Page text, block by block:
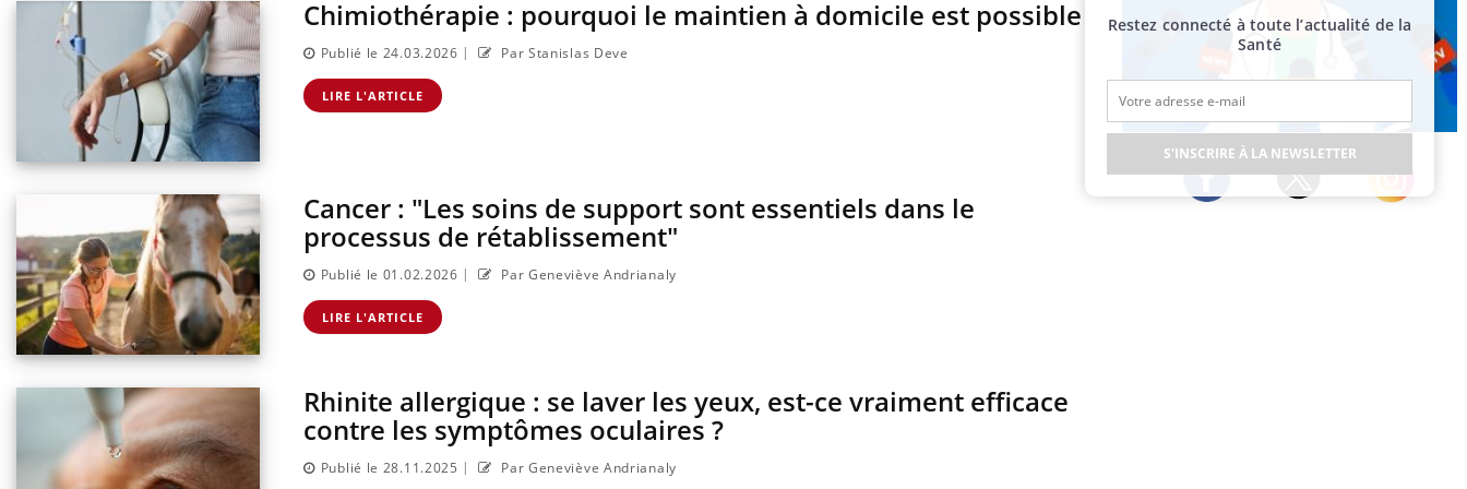
Chimiothérapie : pourquoi le maintien à domicile est possible
Publié le 24.03.2026 | Par Stanislas Deve
LIRE L'ARTICLE
Cancer : "Les soins de support sont essentiels dans le
processus de rétablissement"
Publié le 01.02.2026 | Par Geneviève Andrianaly
LIRE L'ARTICLE
Rhinite allergique : se laver les yeux, est-ce vraiment efficace
contre les symptômes oculaires ?
Publié le 28.11.2025 | Par Geneviève Andrianaly
Restez connecté à toute l’actualité de la
Santé
S'INSCRIRE À LA NEWSLETTER